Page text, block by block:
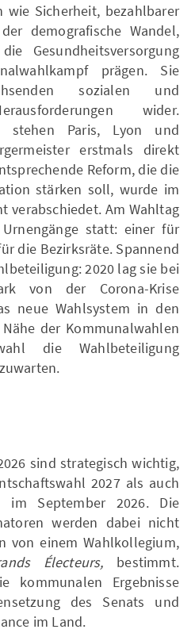
wie Sicherheit, bezahlbarer
demografische Wandel,
Gesundheitsversorgung
prägen. Sie
sozialen und
wider.
stehen Paris, Lyon und
erstmals direkt
Reform, die die
stärken soll, wurde im
verabschiedet. Am Wahltag
statt: einer für
die Bezirksräte. Spannend
2020 lag sie bei
von der Corona-Krise
neue Wahlsystem in den
der Kommunalwahlen
die Wahlbeteiligung
sind strategisch wichtig,
2027 als auch
im September 2026. Die
werden dabei nicht
von einem Wahlkollegium,
Électeurs, bestimmt.
kommunalen Ergebnisse
des Senats und
im Land.